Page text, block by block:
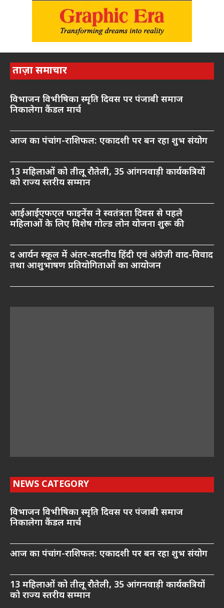
ताज़ा समाचार
विभाजन विभीषिका स्मृति दिवस पर पंजाबी समाज
निकालेगा कैंडल मार्च
आज का पंचांग-राशिफल: एकादशी पर बन रहा शुभ संयोग
13 महिलाओं को तीलू रौतेली, 35 आंगनवाड़ी कार्यकत्रियों
को राज्य स्तरीय सम्मान
आईआईएफएल फाइनेंस ने स्वतंत्रता दिवस से पहले
महिलाओं के लिए विशेष गोल्ड लोन योजना शुरू की
द आर्यन स्कूल में अंतर-सदनीय हिंदी एवं अंग्रेज़ी वाद-विवाद
तथा आशुभाषण प्रतियोगिताओं का आयोजन
NEWS CATEGORY
विभाजन विभीषिका स्मृति दिवस पर पंजाबी समाज
निकालेगा कैंडल मार्च
आज का पंचांग-राशिफल: एकादशी पर बन रहा शुभ संयोग
13 महिलाओं को तीलू रौतेली, 35 आंगनवाड़ी कार्यकत्रियों
को राज्य स्तरीय सम्मान